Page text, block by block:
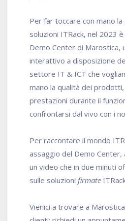
Per far toccare con mano la
soluzioni ITRack, nel 2023
Demo Center di Marostica,
interattivo a disposizione
settore IT & ICT che
mano la qualità dei
prestazioni durante il
confrontarsi dal vivo con i
Per raccontare il mondo
assaggio del Demo
un video che in due minuti
sulle soluzioni firmate
Vienici a trovare a